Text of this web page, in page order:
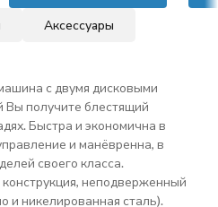
Аксессуары
с двумя дисковыми
получите блестящий
Быстра и экономична в
и манёвренна, в
своего класса.
неподверженный
и никелированная сталь).